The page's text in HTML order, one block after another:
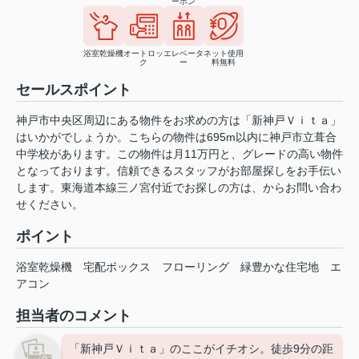
浴室乾燥機オートロッ
ク
エレベータ
ー
ネット使用
料無料
セールスポイント
神戸市中央区周辺にある物件をお求めの方は「新神戸Ｖｉｔａ」
はいかがでしょうか。こちらの物件は695m以内に神戸市立葺合
中学校があります。この物件は月11万円と、グレードの高い物件
となっております。信頼できるスタッフがお部屋探しをお手伝い
します。東海道本線三ノ宮付近でお探しの方は、 からお問い合わ
せください。
ポイント
浴室乾燥機 宅配ボックス フローリング 緑豊かな住宅地
エ
アコン
担当者のコメント
「新神戸Ｖｉｔａ」のここがイチオシ。徒歩9分の距